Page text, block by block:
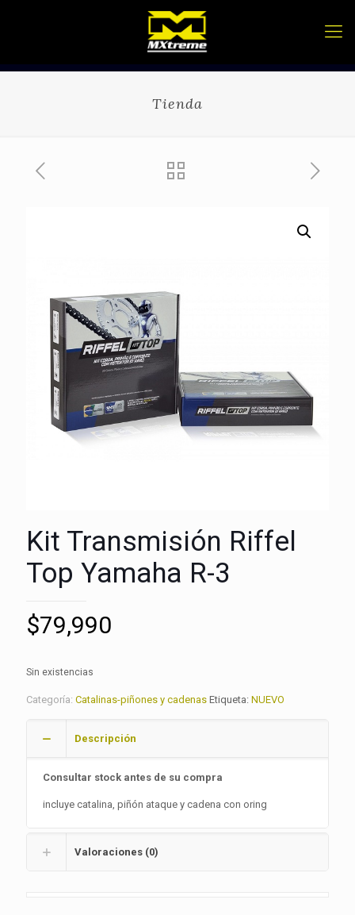
Tienda
Kit Transmisión Riffel
Top Yamaha R-3
$79,990
Sin existencias
Categoría: Catalinas-piñones y cadenas Etiqueta: NUEVO
Descripción
Consultar stock antes de su compra
incluye catalina, piñón ataque y cadena con oring
Valoraciones (0)